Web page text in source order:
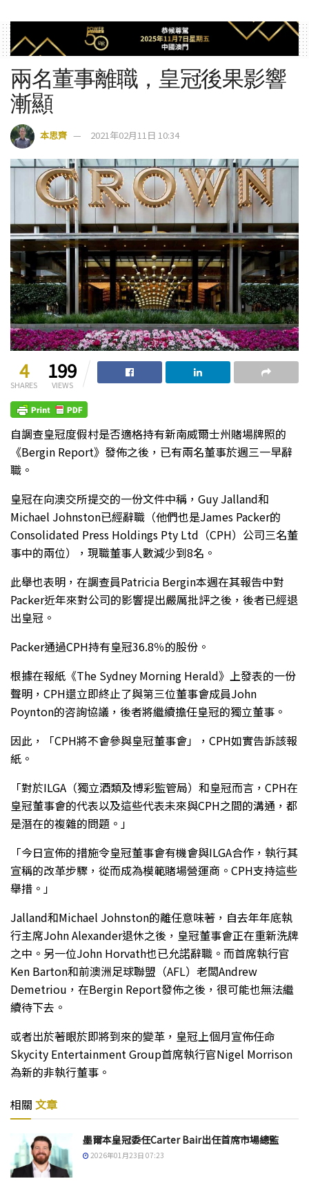
兩名董事離職，皇冠後果影響
漸顯
本思齊 2021年02月11日 10:34
4
SHARES
199
VIEWS
自調查皇冠度假村是否適格持有新南威爾士州賭場牌照的
《Bergin Report》發佈之後，已有兩名董事於週三一早辭
職。
皇冠在向澳交所提交的一份文件中稱，Guy Jalland和
Michael Johnston已經辭職（他們也是James Packer的
Consolidated Press Holdings Pty Ltd（CPH）公司三名董
事中的兩位），現職董事人數減少到8名。
此舉也表明，在調查員Patricia Bergin本週在其報告中對
Packer近年來對公司的影響提出嚴厲批評之後，後者已經退
出皇冠。
Packer通過CPH持有皇冠36.8％的股份。
根據在報紙《The Sydney Morning Herald》上發表的一份
聲明，CPH還立即終止了與第三位董事會成員John
Poynton的咨詢協議，後者將繼續擔任皇冠的獨立董事。
因此，「CPH將不會參與皇冠董事會」，CPH如實告訴該報
紙。
「對於ILGA（獨立酒類及博彩監管局）和皇冠而言，CPH在
皇冠董事會的代表以及這些代表未來與CPH之間的溝通，都
是潛在的複雜的問題。」
「今日宣佈的措施令皇冠董事會有機會與ILGA合作，執行其
宣稱的改革步驟，從而成為模範賭場營運商。CPH支持這些
舉措。」
Jalland和Michael Johnston的離任意味著，自去年年底執
行主席John Alexander退休之後，皇冠董事會正在重新洗牌
之中。另一位John Horvath也已允諾辭職。而首席執行官
Ken Barton和前澳洲足球聯盟（AFL）老闆Andrew
Demetriou，在Bergin Report發佈之後，很可能也無法繼
續待下去。
或者出於著眼於即將到來的變革，皇冠上個月宣佈任命
Skycity Entertainment Group首席執行官Nigel Morrison
為新的非執行董事。
相關 文章
墨爾本皇冠委任Carter Bair出任首席市場總監
2026年01月23日 07:23